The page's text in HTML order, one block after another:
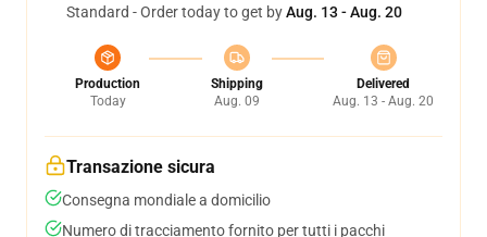
Standard - Order today to get byAug. 13 - Aug. 20
Production
Today
Shipping
Aug. 09
Delivered
Aug. 13 - Aug. 20
Transazione sicura
Consegna mondiale a domicilio
Numero di tracciamento fornito per tutti i pacchi